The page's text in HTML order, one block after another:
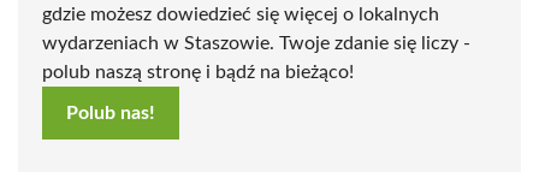
gdzie możesz dowiedzieć się więcej o lokalnych
wydarzeniach w Staszowie. Twoje zdanie się liczy -
polub naszą stronę i bądź na bieżąco!
Polub nas!